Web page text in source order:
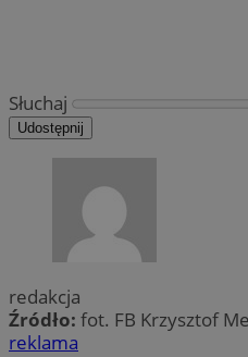
Słuchaj
Udostępnij
redakcja
Źródło: fot. FB Krzysztof
reklama